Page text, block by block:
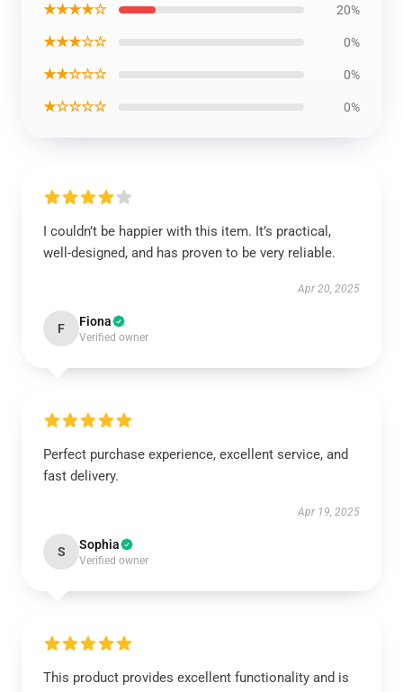
★★★★☆ 20%
★★★☆☆ 0%
★★☆☆☆ 0%
★☆☆☆☆ 0%
I couldn’t be happier with this item. It’s practical,
well-designed, and has proven to be very reliable.
Apr 20, 2025
F Fiona
Verified owner
Perfect purchase experience, excellent service, and
fast delivery.
Apr 19, 2025
S Sophia
Verified owner
This product provides excellent functionality and is